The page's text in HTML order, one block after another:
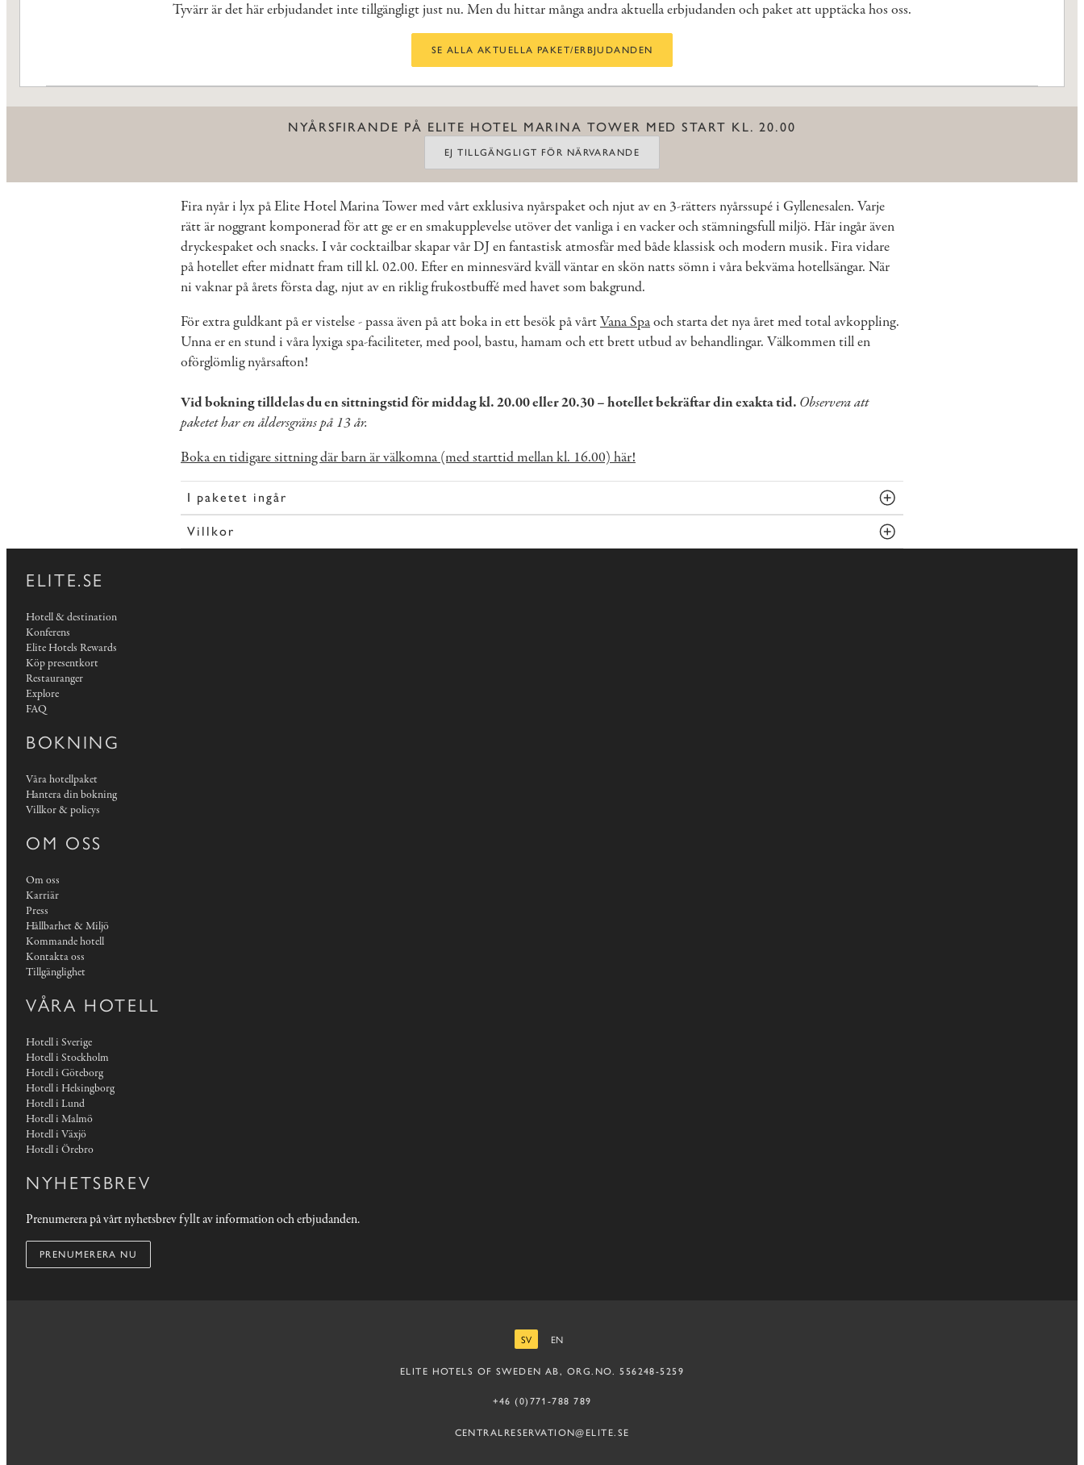
Tyvärr är det här erbjudandet inte tillgängligt just nu. Men du hittar många andra aktuella erbjudanden och paket att upptäcka hos oss.
SE ALLA AKTUELLA PAKET/ERBJUDANDEN
NYÅRSFIRANDE PÅ ELITE HOTEL MARINA TOWER MED START KL. 20.00
EJ TILLGÄNGLIGT FÖR NÄRVARANDE
Fira nyår i lyx på Elite Hotel Marina Tower med vårt exklusiva nyårspaket och njut av en 3-rätters nyårssupé i Gyllenesalen. Varje
rätt är noggrant komponerad för att ge er en smakupplevelse utöver det vanliga i en vacker och stämningsfull miljö. Här ingår även
dryckespaket och snacks. I vår cocktailbar skapar vår DJ en fantastisk atmosfär med både klassisk och modern musik. Fira vidare
på hotellet efter midnatt fram till kl. 02.00. Efter en minnesvärd kväll väntar en skön natts sömn i våra bekväma hotellsängar. När
ni vaknar på årets första dag, njut av en riklig frukostbuffé med havet som bakgrund.
För extra guldkant på er vistelse - passa även på att boka in ett besök på vårtVana Spaoch starta det nya året med total avkoppling.
Unna er en stund i våra lyxiga spa-faciliteter, med pool, bastu, hamam och ett brett utbud av behandlingar. Välkommen till en
oförglömlig nyårsafton!
Vid bokning tilldelas du en sittningstid för middag kl. 20.00 eller 20.30 – hotellet bekräftar din exakta tid. Observera att
paketet har en åldersgräns på 13 år.
Boka en tidigare sittning där barn är välkomna (med starttid mellan kl. 16.00) här!
I paketet ingår
Villkor
ELITE.SE
Hotell & destination
Konferens
Elite Hotels Rewards
Köp presentkort
Restauranger
Explore
FAQ
BOKNING
Våra hotellpaket
Hantera din bokning
Villkor & policys
OM OSS
Om oss
Karriär
Press
Hållbarhet & Miljö
Kommande hotell
Kontakta oss
Tillgänglighet
VÅRA HOTELL
Hotell i Sverige
Hotell i Stockholm
Hotell i Göteborg
Hotell i Helsingborg
Hotell i Lund
Hotell i Malmö
Hotell i Växjö
Hotell i Örebro
NYHETSBREV
Prenumerera på vårt nyhetsbrev fyllt av information och erbjudanden.
PRENUMERERA NU
SV
EN
ELITE HOTELS OF SWEDEN AB, ORG.NO. 556248-5259
+46 (0)771-788 789
CENTRALRESERVATION@ELITE.SE